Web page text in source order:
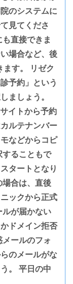
のシステムに
見てくださ
直接できま
場合など、後
す。 リゼク
予約」という
ましょう。
イトから予約
ルテナンバー
などからコピ
することもで
タートとなり
場合は、直後
ックから正式
ルが届かない
ドメイン拒否
ールのフォ
のメールがな
。 平日の中